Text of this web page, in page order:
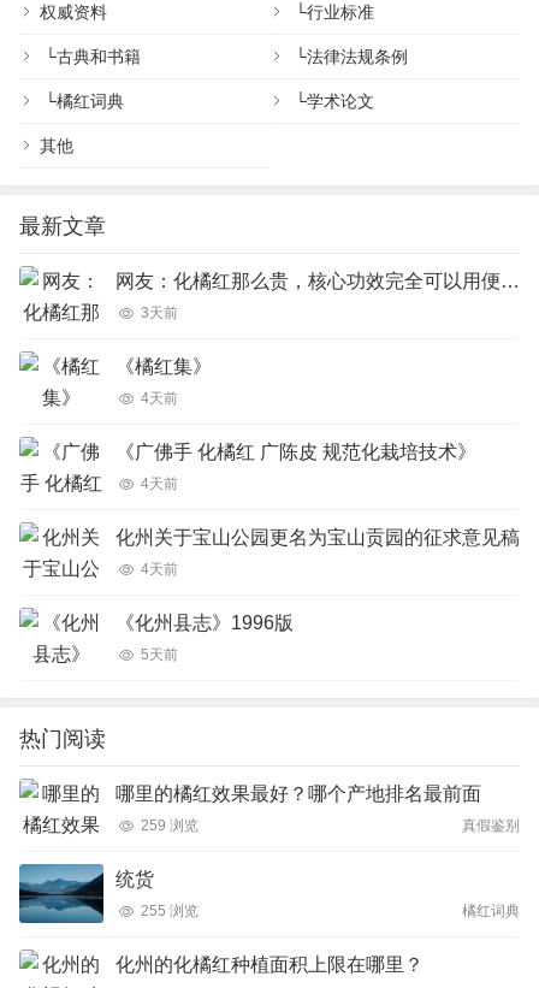
权威资料 └行业标准
└古典和书籍 └法律法规条例
└橘红词典 └学术论文
其他
最新文章
网友：化橘红那么贵，核心功效完全可以用便宜的橘红、陈皮完美代替吗？
3天前
《橘红集》
4天前
《广佛手 化橘红 广陈皮 规范化栽培技术》
4天前
化州关于宝山公园更名为宝山贡园的征求意见稿
4天前
《化州县志》1996版
5天前
热门阅读
哪里的橘红效果最好？哪个产地排名最前面
259 浏览 真假鉴别
统货
255 浏览 橘红词典
化州的化橘红种植面积上限在哪里？